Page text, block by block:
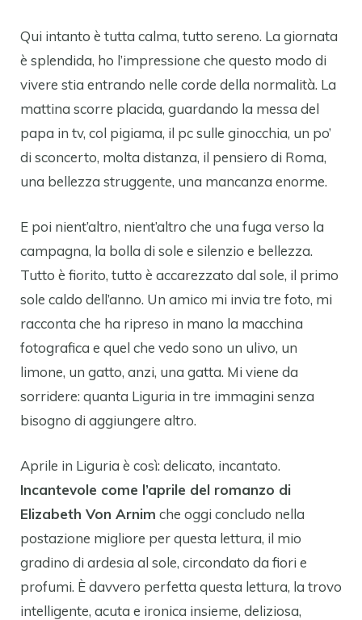
Qui intanto è tutta calma, tutto sereno. La giornata
è splendida, ho l’impressione che questo modo di
vivere stia entrando nelle corde della normalità. La
mattina scorre placida, guardando la messa del
papa in tv, col pigiama, il pc sulle ginocchia, un po’
di sconcerto, molta distanza, il pensiero di Roma,
una bellezza struggente, una mancanza enorme.
E poi nient’altro, nient’altro che una fuga verso la
campagna, la bolla di sole e silenzio e bellezza.
Tutto è fiorito, tutto è accarezzato dal sole, il primo
sole caldo dell’anno. Un amico mi invia tre foto, mi
racconta che ha ripreso in mano la macchina
fotografica e quel che vedo sono un ulivo, un
limone, un gatto, anzi, una gatta. Mi viene da
sorridere: quanta Liguria in tre immagini senza
bisogno di aggiungere altro.
Aprile in Liguria è così: delicato, incantato.
Incantevole come l’aprile del romanzo di
Elizabeth Von Arnim che oggi concludo nella
postazione migliore per questa lettura, il mio
gradino di ardesia al sole, circondato da fiori e
profumi. È davvero perfetta questa lettura, la trovo
intelligente, acuta e ironica insieme, deliziosa,